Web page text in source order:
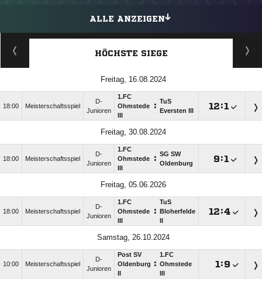
ALLE ANZEIGEN
HÖCHSTE SIEGE
Freitag, 16.08.2024
18:00 Meisterschaftsspiel
D-
Junioren
1.FC
Ohmstede
: TuS
Eversten III
:
Freitag, 30.08.2024
18:00 Meisterschaftsspiel
D-
Junioren
1.FC
Ohmstede
: SG SW
Oldenburg
:
Freitag, 05.06.2026
18:00 Meisterschaftsspiel
D-
Junioren
1.FC
Ohmstede
:
TuS
Bloherfelde
:
Samstag, 26.10.2024
10:00 Meisterschaftsspiel
D-
Junioren
Post SV
Oldenburg :
1.FC
Ohmstede
: